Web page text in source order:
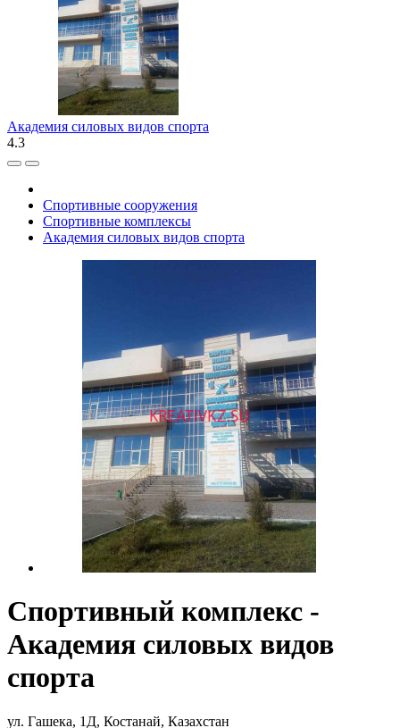
Академия силовых видов спорта
4.3
Спортивные сооружения
Спортивные комплексы
Академия силовых видов спорта
Спортивный комплекс -
Академия силовых видов
спорта
ул. Гашека, 1Д, Костанай, Казахстан